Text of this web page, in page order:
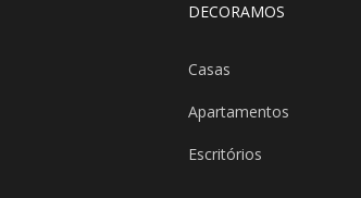
DECORAMOS
Casas
Apartamentos
Escritórios